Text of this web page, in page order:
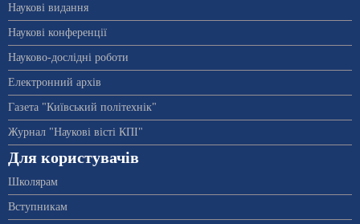
Наукові видання
Наукові конференції
Науково-дослідні роботи
Електронний архів
Газета "Київський політехнік"
Журнал "Наукові вісті КПІ"
Для користувачів
Школярам
Вступникам